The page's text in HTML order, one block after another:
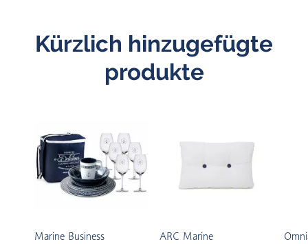
Kürzlich hinzugefügte
produkte
Marine Business ARC Marine